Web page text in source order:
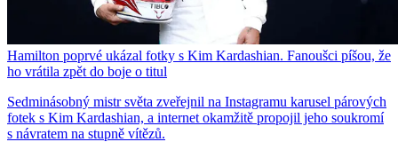
Hamilton poprvé ukázal fotky s Kim Kardashian. Fanoušci píšou, že
ho vrátila zpět do boje o titul
Sedminásobný mistr světa zveřejnil na Instagramu karusel párových
fotek s Kim Kardashian, a internet okamžitě propojil jeho soukromí
s návratem na stupně vítězů.